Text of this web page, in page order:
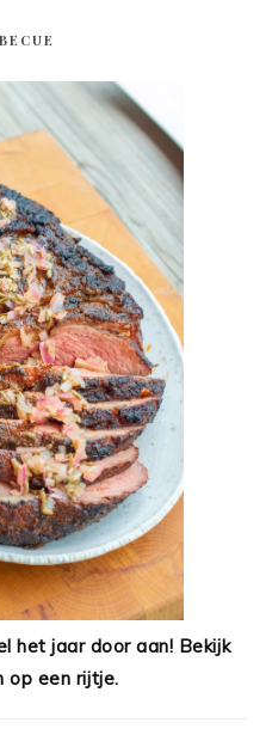
het jaar door aan! Bekijk
op een rijtje.